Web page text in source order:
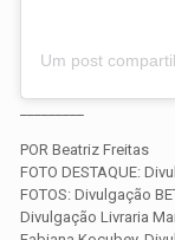
POR Beatriz Freitas
FOTO DESTAQUE:
FOTOS: Divulgação
Divulgação Livraria